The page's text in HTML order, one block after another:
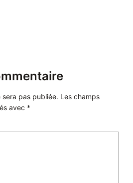
sera pas publiée. Les champs
avec *